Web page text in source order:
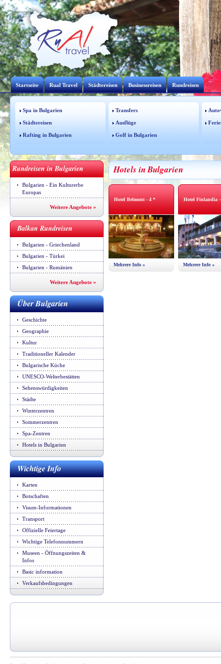
Startseite Rual Travel Städtereisen Businessreisen Rundreisen
Spa in Bulgarien Transfers
Städtereisen Ausflüge
Rafting in Bulgarien Golf in Bulgarien
Rundreisen in Bulgarien
Bulgarien - Ein Kulturerbe
Europas
Weitere Angebote »
Balkan Rundreisen
Bulgarien - Griechenland
Bulgarien - Türkei
Bulgarien - Rumänien
Weitere Angebote »
Über Bulgarien
Geschichte
Geographie
Kultur
Traditioneller Kalender
Bulgarische Küche
UNESCO-Welterbestätten
Sehenswürdigkeiten
Städte
Winterzentren
Sommerzentren
Spa-Zentren
Hotels in Bulgarien
Wichtige Info
Karten
Botschaften
Visum-Informationen
Transport
Offizielle Feiertage
Wichtige Telefonnummern
Museen - Öffnungszeiten &
Infos
Basic information
Verkaufsbedingungen
Hotels in Bulgarien
Hotel Belmont - 4 *
Mehrere Info »
Hotel Finlandia
Mehrere Info »